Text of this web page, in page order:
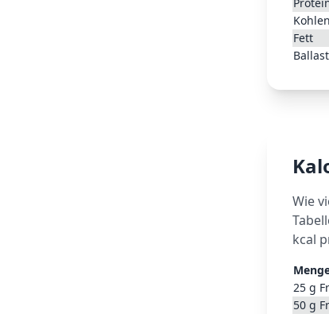
Fett
Wie
kcal
25 g
50 g